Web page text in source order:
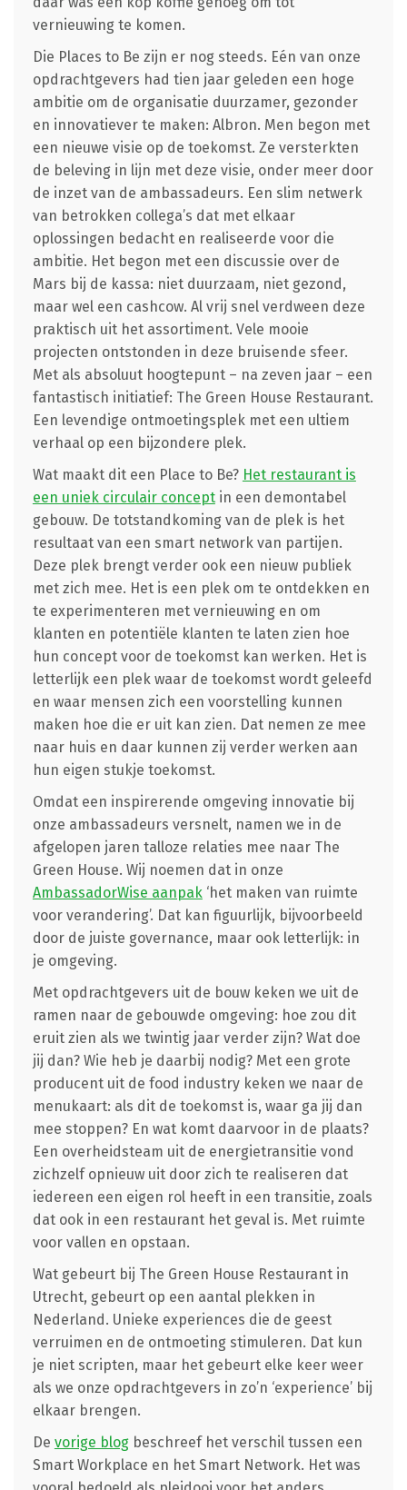
vernieuwing te komen.
Die Places to Be zijn er nog steeds. Eén van onze
opdrachtgevers had tien jaar geleden een hoge
ambitie om de organisatie duurzamer, gezonder
en innovatiever te maken: Albron. Men begon met
een nieuwe visie op de toekomst. Ze versterkten
de beleving in lijn met deze visie, onder meer door
de inzet van de ambassadeurs. Een slim netwerk
van betrokken collega’s dat met elkaar
oplossingen bedacht en realiseerde voor die
ambitie. Het begon met een discussie over de
Mars bij de kassa: niet duurzaam, niet gezond,
maar wel een cashcow. Al vrij snel verdween deze
praktisch uit het assortiment. Vele mooie
projecten ontstonden in deze bruisende sfeer.
Met als absoluut hoogtepunt – na zeven jaar – een
fantastisch initiatief: The Green House Restaurant.
Een levendige ontmoetingsplek met een ultiem
verhaal op een bijzondere plek.
Wat maakt dit een Place to Be? Het restaurant is
een uniek circulair conceptin een demontabel
gebouw. De totstandkoming van de plek is het
resultaat van een smart network van partijen.
Deze plek brengt verder ook een nieuw publiek
met zich mee. Het is een plek om te ontdekken en
te experimenteren met vernieuwing en om
klanten en potentiële klanten te laten zien hoe
hun concept voor de toekomst kan werken. Het is
letterlijk een plek waar de toekomst wordt geleefd
en waar mensen zich een voorstelling kunnen
maken hoe die er uit kan zien. Dat nemen ze mee
naar huis en daar kunnen zij verder werken aan
hun eigen stukje toekomst.
Omdat een inspirerende omgeving innovatie bij
onze ambassadeurs versnelt, namen we in de
afgelopen jaren talloze relaties mee naar The
Green House. Wij noemen dat in onze
AmbassadorWise aanpak‘het maken van ruimte
voor verandering’. Dat kan figuurlijk, bijvoorbeeld
door de juiste governance, maar ook letterlijk: in
je omgeving.
Met opdrachtgevers uit de bouw keken we uit de
ramen naar de gebouwde omgeving: hoe zou dit
eruit zien als we twintig jaar verder zijn? Wat doe
jij dan? Wie heb je daarbij nodig? Met een grote
producent uit de food industry keken we naar de
menukaart: als dit de toekomst is, waar ga jij dan
mee stoppen? En wat komt daarvoor in de plaats?
Een overheidsteam uit de energietransitie vond
zichzelf opnieuw uit door zich te realiseren dat
iedereen een eigen rol heeft in een transitie, zoals
dat ook in een restaurant het geval is. Met ruimte
voor vallen en opstaan.
Wat gebeurt bij The Green House Restaurant in
Utrecht, gebeurt op een aantal plekken in
Nederland. Unieke experiences die de geest
verruimen en de ontmoeting stimuleren. Dat kun
je niet scripten, maar het gebeurt elke keer weer
als we onze opdrachtgevers in zo’n ‘experience’ bij
elkaar brengen.
De vorige blogbeschreef het verschil tussen een
Smart Workplace en het Smart Network. Het was